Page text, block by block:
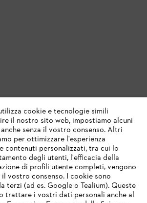
WIRD NICHT
cookie e tecnologie simili
il nostro sito web, impostiamo alcuni
senza il vostro consenso. Altri
per ottimizzare l'esperienza
contenuti personalizzati, tra cui lo
degli utenti, l'efficacia della
di profili utente completi, vengono
vostro consenso. I cookie sono
terzi (ad es. Google o Tealium). Queste
trattare i vostri dati personali anche al